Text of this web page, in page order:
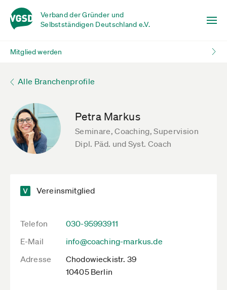
Verband der Gründer und
Selbstständigen Deutschland e.V.
Mitglied werden
Alle Branchenprofile
Petra Markus
Seminare, Coaching, Supervision
Dipl. Päd. und Syst. Coach
Vereinsmitglied
Telefon
030-95993911
E-Mail
info@coaching-markus.de
Adresse
Chodowieckistr. 39
10405 Berlin